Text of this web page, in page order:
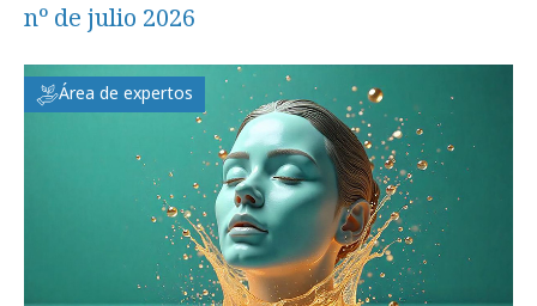
nº de julio 2026
Área de expertos